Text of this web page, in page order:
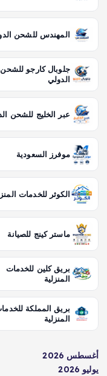
المهندس للشحن
جلوبال كارجو للشحن
الدولي
عبر الخليج للشحن
موفرز السعودية
الكوثر للخدمات
ماستر كينج للصيانة
بريق كلين للخدمات
المنزلية
بريق المملكة
المنزلية
أغسطس 2026
يوليو 2026